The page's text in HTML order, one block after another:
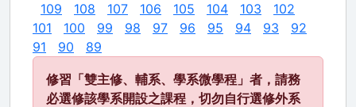
109
108 107 106 105 104 103
102
101
100 99 98 97 96 95 94 93
92
91
90 89
修習「雙主修、輔系、學系微學程」者，請務
必選修該學系開設之課程，切勿自行選修外系